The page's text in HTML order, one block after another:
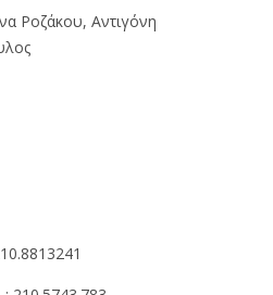
Ροζάκου, Αντιγόνη